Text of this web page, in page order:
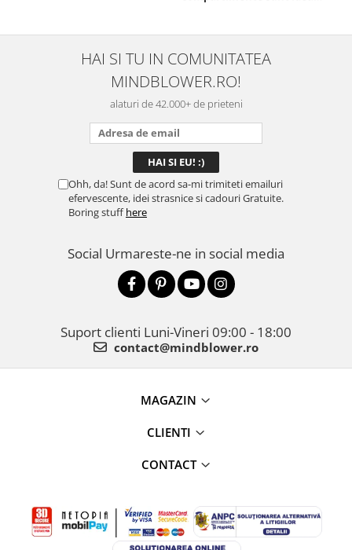
este sigură, fără scurgeri. O
folosesc aproape zilnic la
serviciu și sunt foarte
mulțumită.
HAI SI TU IN COMUNITATEA
MINDBLOWER.RO!
alaturi de 42.000+ de prieteni
Ohh, da! Sunt de acord sa-mi trimiteti emailuri
efervescente, idei strasnice si cadouri Gratuite.
Boring stuffhere
Social Urmareste-ne in social media
Suport clienti Luni-Vineri 09:00 - 18:00
contact@mindblower.ro
MAGAZIN
CLIENTI
CONTACT